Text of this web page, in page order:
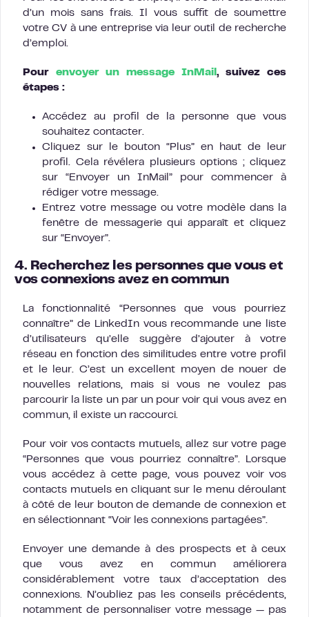
d’un mois sans frais. Il vous suffit de soumettre
votre CV à une entreprise via leur outil de recherche
d’emploi.
Pour envoyer un message InMail , suivez ces
étapes :
Accédez au profil de la personne que vous
souhaitez contacter.
Cliquez sur le bouton “Plus” en haut de leur
profil. Cela révélera plusieurs options ; cliquez
sur “Envoyer un InMail” pour commencer à
rédiger votre message.
Entrez votre message ou votre modèle dans la
fenêtre de messagerie qui apparaît et cliquez
sur “Envoyer”.
4. Recherchez les personnes que vous et
vos connexions avez en commun
La fonctionnalité “Personnes que vous pourriez
connaître” de LinkedIn vous recommande une liste
d’utilisateurs qu’elle suggère d’ajouter à votre
réseau en fonction des similitudes entre votre profil
et le leur. C’est un excellent moyen de nouer de
nouvelles relations, mais si vous ne voulez pas
parcourir la liste un par un pour voir qui vous avez en
commun, il existe un raccourci.
Pour voir vos contacts mutuels, allez sur votre page
“Personnes que vous pourriez connaître”. Lorsque
vous accédez à cette page, vous pouvez voir vos
contacts mutuels en cliquant sur le menu déroulant
à côté de leur bouton de demande de connexion et
en sélectionnant “Voir les connexions partagées”.
Envoyer une demande à des prospects et à ceux
que vous avez en commun améliorera
considérablement votre taux d’acceptation des
connexions. N’oubliez pas les conseils précédents,
notamment de personnaliser votre message — pas